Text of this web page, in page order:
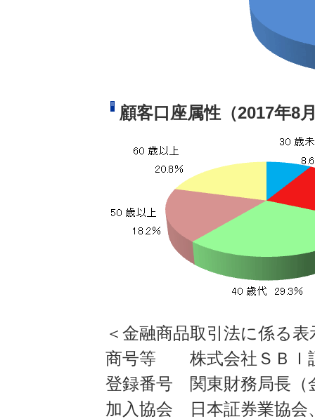
顧客口座属性（2017年8
＜金融商品取引法に係る表
商号等 株式会社ＳＢＩ
登録番号 関東財務局長（
加入協会 日本証券業協会